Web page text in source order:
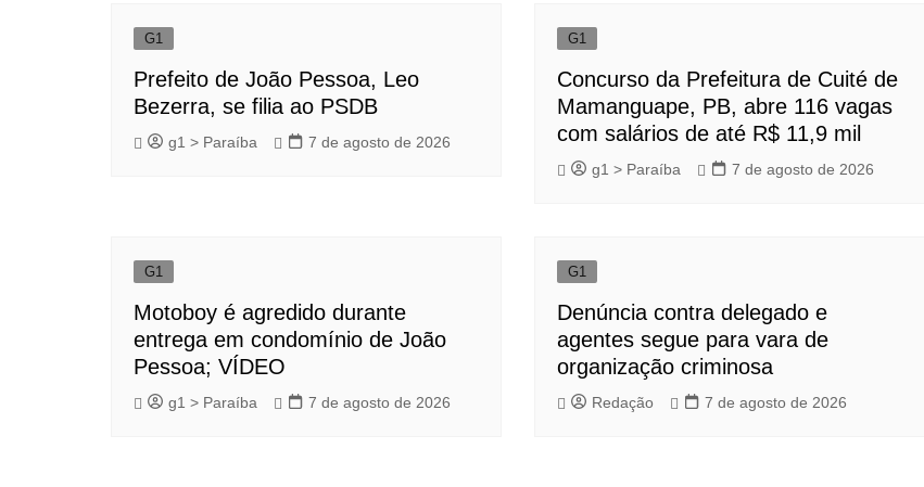
G1
Prefeito de João Pessoa, Leo
Bezerra, se filia ao PSDB
g1 > Paraíba 7 de agosto de 2026
G1
Concurso da Prefeitura de Cuité de
Mamanguape, PB, abre 116 vagas
com salários de até R$ 11,9 mil
g1 > Paraíba 7 de agosto de 2026
G1
Motoboy é agredido durante
entrega em condomínio de João
Pessoa; VÍDEO
g1 > Paraíba 7 de agosto de 2026
G1
Denúncia contra delegado e
agentes segue para vara de
organização criminosa
Redação 7 de agosto de 2026